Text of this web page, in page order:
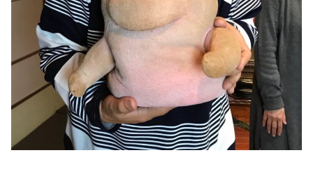
万程度で買える.コスパ最強車がここにあるのに
【困惑】RPGのストーリーに恋とか愛とかいらなく
ね？www
林家パー子、認知症が進行「一人で外出られない」
難聴で夫・ペーと「筆談」…自宅全焼から約1年
一番うまい葉っぱがほうれん草という風潮